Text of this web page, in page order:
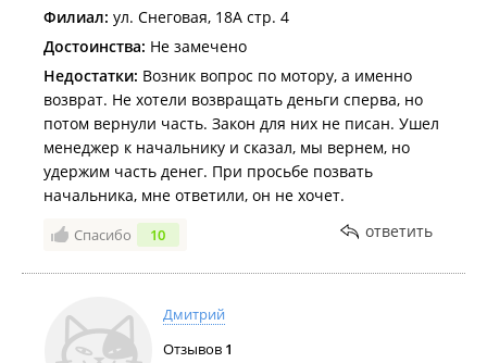
Филиал: ул. Снеговая, 18А стр. 4
Достоинства: Не замечено
Недостатки: Возник вопрос по мотору, а именно
возврат. Не хотели возвращать деньги сперва, но
потом вернули часть. Закон для них не писан. Ушел
менеджер к начальнику и сказал, мы вернем, но
удержим часть денег. При просьбе позвать
начальника, мне ответили, он не хочет.
Спасибо 10 ответить
Дмитрий
Отзывов 1